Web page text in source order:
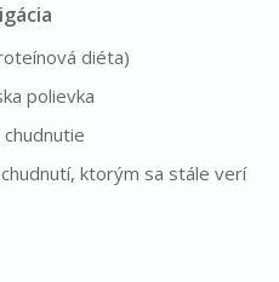
diéta)
polievka
ktorým sa stále verí